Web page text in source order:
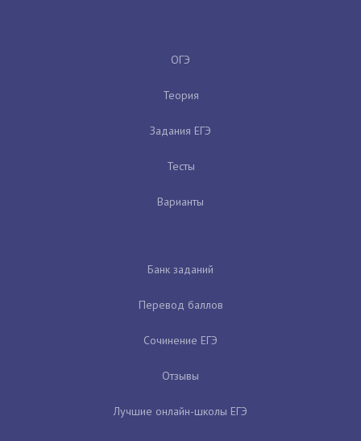
ОГЭ
Теория
Задания ЕГЭ
Тесты
Варианты
Банк заданий
Перевод баллов
Сочинение ЕГЭ
Отзывы
Лучшие онлайн-школы ЕГЭ